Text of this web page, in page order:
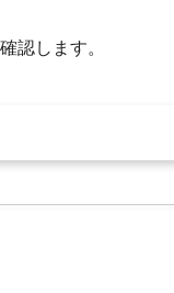
認します。